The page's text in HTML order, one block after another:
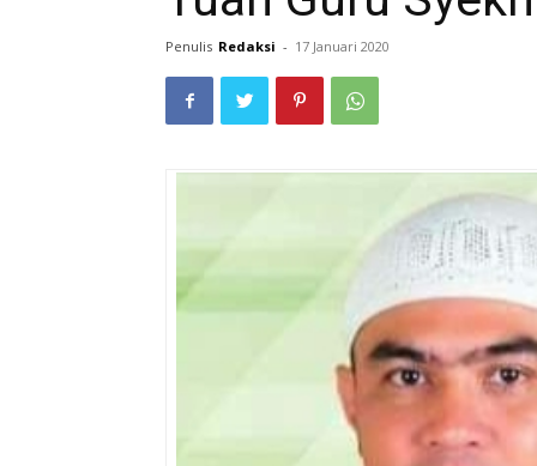
Penulis Redaksi - 17 Januari 2020